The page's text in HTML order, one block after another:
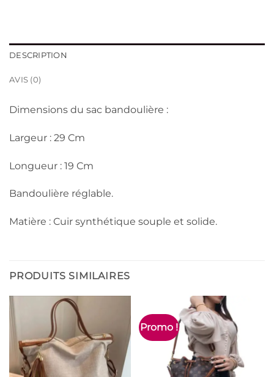
DESCRIPTION
AVIS (0)
Dimensions du sac bandoulière :
Largeur : 29 Cm
Longueur : 19 Cm
Bandoulière réglable.
Matière : Cuir synthétique souple et solide.
PRODUITS SIMILAIRES
Promo !